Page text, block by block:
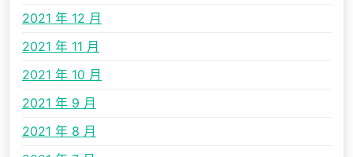
2021 年 12 月
2021 年 11 月
2021 年 10 月
2021 年 9 月
2021 年 8 月